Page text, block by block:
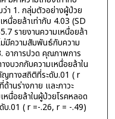
า 1. กลุ่มตัวอย่างผู้ป่วย
นื่อยล้าเท่ากับ 4.03 (SD
รายงานความเหนื่อยล้า
มีความสัมพันธ์กับความ
อาการปวด คุณภาพการ
บวกกับความเหนื่อยล้าใน
ทางสถิติที่ระดับ.01 ( r
านร่างกาย และภาวะ
นื่อยล้าในผู้ป่วยโรคหลอด
บ.01 ( r =-.26, r = -.49)